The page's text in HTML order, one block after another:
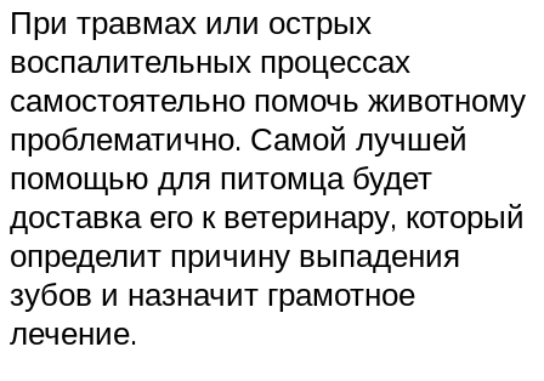
При травмах или острых
воспалительных процессах
самостоятельно помочь животному
проблематично. Самой лучшей
помощью для питомца будет
доставка его к ветеринару, который
определит причину выпадения
зубов и назначит грамотное
лечение.